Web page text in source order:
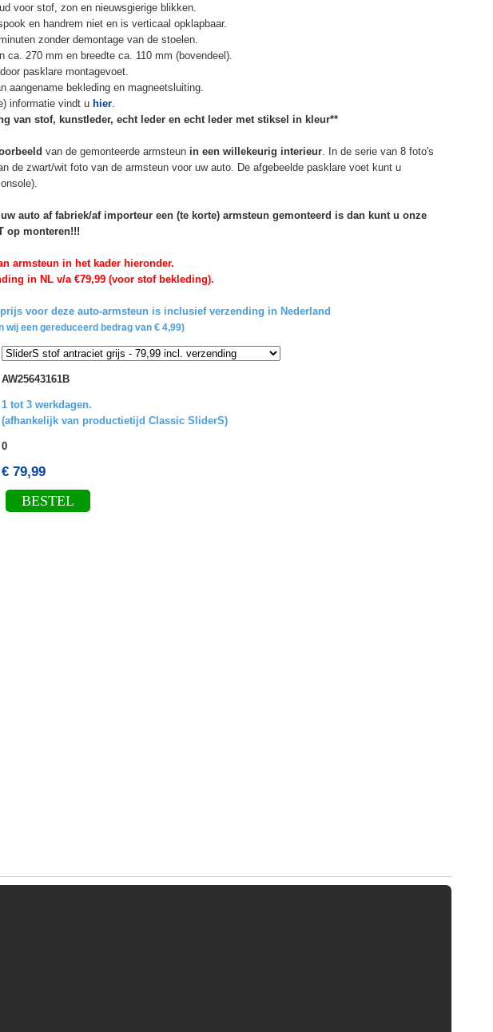
voor stof, zon en nieuwsgierige blikken.
en handrem niet en is verticaal opklapbaar.
zonder demontage van de stoelen.
ca. 270 mm en breedte ca. 110 mm (bovendeel).
pasklare montagevoet.
aangename bekleding en magneetsluiting.
informatie vindt u hier.
van stof, kunstleder, echt leder en echt leder met stiksel in kleur**
van de gemonteerde armsteun in een willekeurig interieur. In de serie van 8 foto's
de zwart/wit foto van de armsteun voor uw auto. De afgebeelde pasklare voet kunt u
auto af fabriek/af importeur een (te korte) armsteun gemonteerd is dan kunt u onze
op monteren!!!
armsteun in het kader hieronder.
in NL v/a €79,99 (voor stof bekleding).
voor deze auto-armsteun is inclusief verzending in Nederland
wij een gereduceerd bedrag van € 4,99)
AW25643161B
1 tot 3 werkdagen.
(afhankelijk van productietijd Classic SliderS)
0
€ 79,99
BESTEL